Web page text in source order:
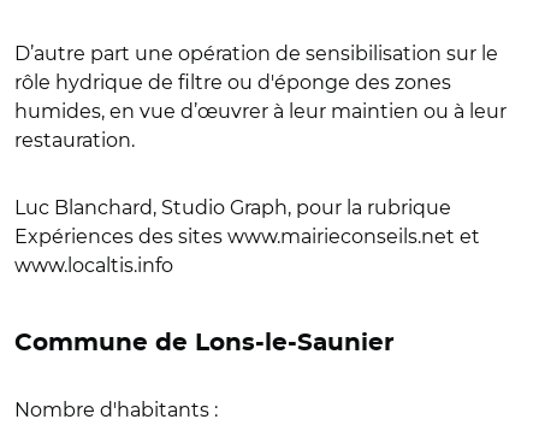
D’autre part une opération de sensibilisation sur le
rôle hydrique de filtre ou d'éponge des zones
humides, en vue d’œuvrer à leur maintien ou à leur
restauration.
Luc Blanchard, Studio Graph, pour la rubrique
Expériences des sites www.mairieconseils.net et
www.localtis.info
Commune de Lons-le-Saunier
Nombre d'habitants :